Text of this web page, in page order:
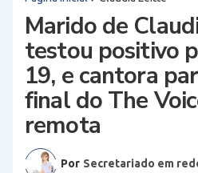
Marido de
testou positivo
19, e cantora
final do The
remota
Por Secretariado em